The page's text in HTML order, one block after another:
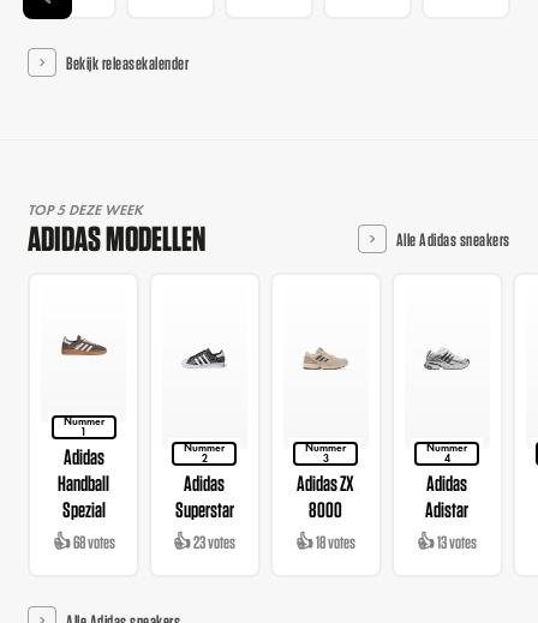
Bekijk releasekalender
TOP 5 DEZE WEEK
ADIDAS MODELLEN Alle Adidas sneakers
Nummer
1
Adidas
Handball
Spezial
👍 68 votes
Nummer
2
Adidas
Superstar
👍 23 votes
Nummer
3
Adidas ZX
8000
👍 18 votes
Nummer
4
Adidas
Adistar
👍 13 votes